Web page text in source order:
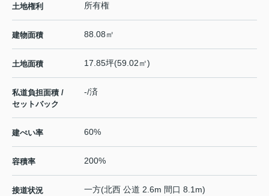
土地権利 所有権
建物面積 88.08㎡
土地面積 17.85坪(59.02㎡)
私道負担面積 /
セットバック
-/済
建ぺい率 60%
容積率 200%
接道状況 一方(北西 公道 2.6m 間口 8.1m)